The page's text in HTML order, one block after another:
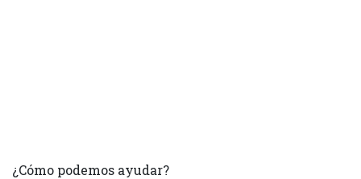
¿Cómo podemos ayudar?